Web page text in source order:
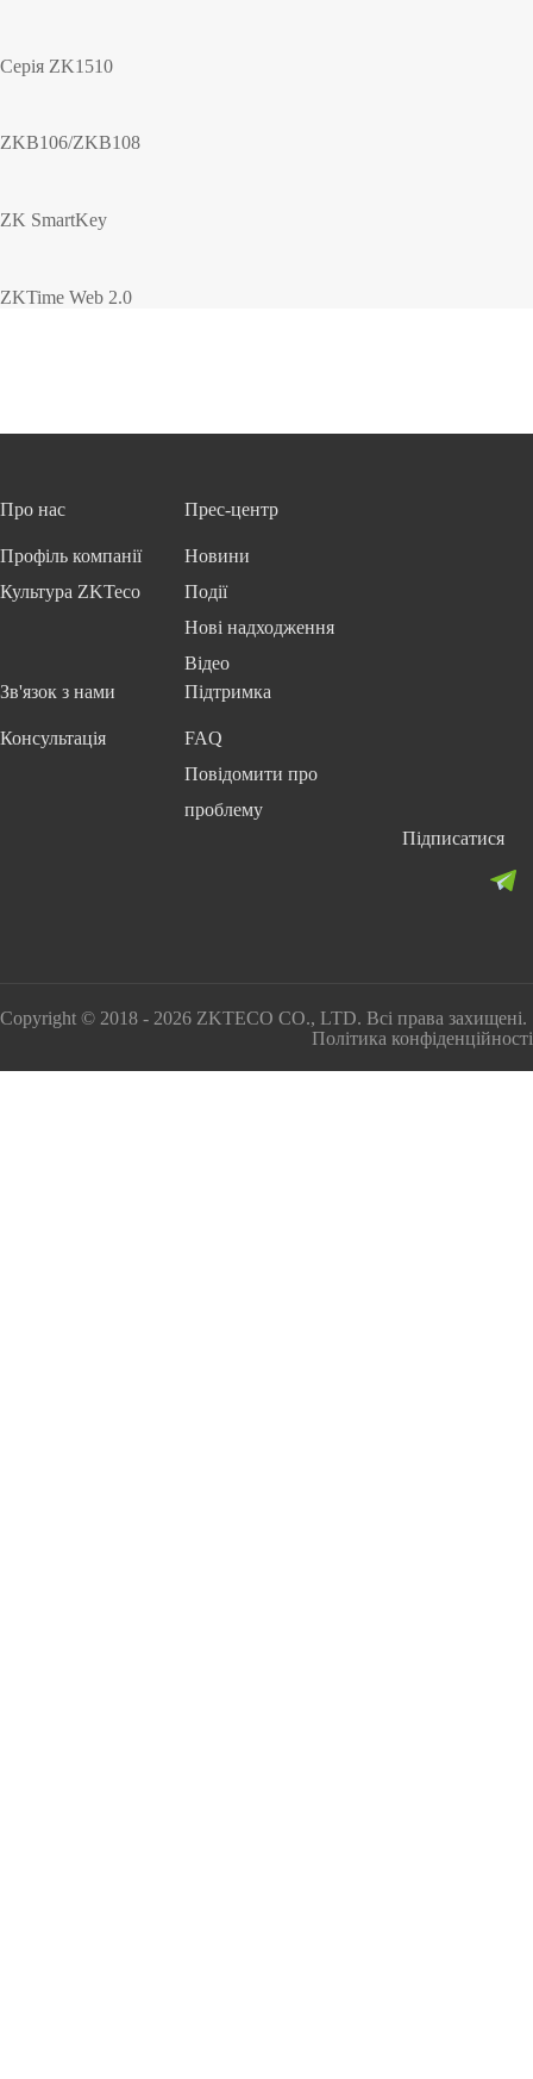
Серія ZK1510
ZKB106/ZKB108
ZK SmartKey
ZKTime Web 2.0
Про нас
Профіль компанії
Культура ZKTeco
Прес-центр
Новини
Події
Нові надходження
Відео
Зв'язок з нами
Консультація
Підтримка
FAQ
Повідомити про
проблему
Підписатися
Copyright © 2018 - 2026 ZKTECO CO., LTD. Всі права захищені.
Політика конфіденційності